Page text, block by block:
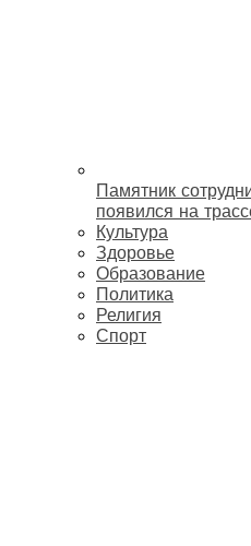
Памятник
появился на
Культура
Здоровье
Образование
Политика
Религия
Спорт